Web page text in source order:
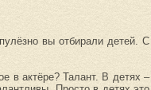
вы отбирали детей. С
в актёре? Талант. В детях –